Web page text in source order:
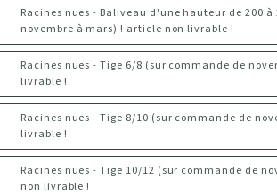
Racines nues - Baliveau d'une hauteur de 200
novembre à mars) ! article non livrable !
Racines nues - Tige 6/8 (sur commande de
livrable !
Racines nues - Tige 8/10 (sur commande de
livrable !
Racines nues - Tige 10/12 (sur commande de
non livrable !